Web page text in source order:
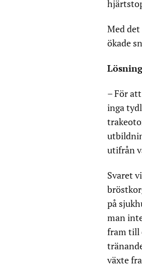
Med
ökade
– För
inga
utifrån
Svaret
på
man
fram till
växte